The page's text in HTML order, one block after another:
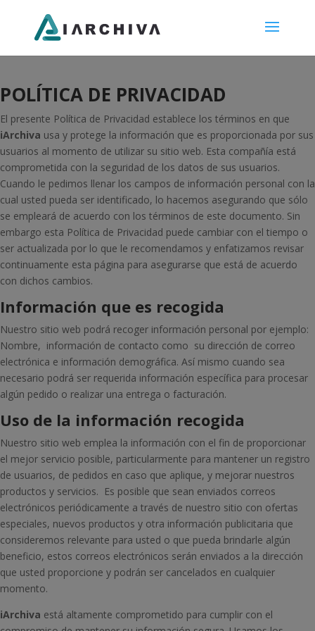
POLÍTICA DE PRIVACIDAD
El presente Política de Privacidad establece los términos en que
iArchiva usa y protege la información que es proporcionada por sus
usuarios al momento de utilizar su sitio web. Esta compañía está
comprometida con la seguridad de los datos de sus usuarios.
Cuando le pedimos llenar los campos de información personal con la
cual usted pueda ser identificado, lo hacemos asegurando que sólo
se empleará de acuerdo con los términos de este documento. Sin
embargo esta Política de Privacidad puede cambiar con el tiempo o
ser actualizada por lo que le recomendamos y enfatizamos revisar
continuamente esta página para asegurarse que está de acuerdo
con dichos cambios.
Información que es recogida
Nuestro sitio web podrá recoger información personal por ejemplo:
Nombre, información de contacto como su dirección de correo
electrónica e información demográfica. Así mismo cuando sea
necesario podrá ser requerida información específica para procesar
algún pedido o realizar una entrega o facturación.
Uso de la información recogida
Nuestro sitio web emplea la información con el fin de proporcionar
el mejor servicio posible, particularmente para mantener un registro
de usuarios, de pedidos en caso que aplique, y mejorar nuestros
productos y servicios. Es posible que sean enviados correos
electrónicos periódicamente a través de nuestro sitio con ofertas
especiales, nuevos productos y otra información publicitaria que
consideremos relevante para usted o que pueda brindarle algún
beneficio, estos correos electrónicos serán enviados a la dirección
que usted proporcione y podrán ser cancelados en cualquier
momento.
iArchiva está altamente comprometido para cumplir con el